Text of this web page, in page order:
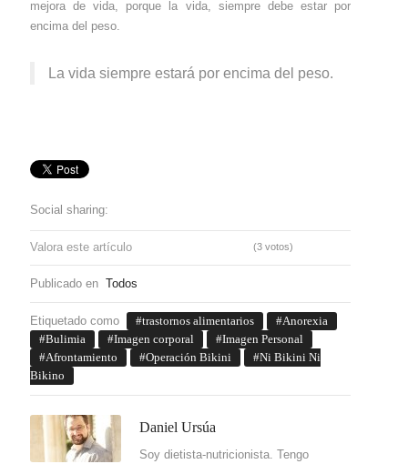
mejora de vida, porque la vida, siempre debe estar por
encima del peso.
La vida siempre estará por encima del peso.
Social sharing:
Valora este artículo (3 votos)
Publicado en Todos
Etiquetado como trastornos alimentarios
Anorexia
Bulimia
Imagen corporal
Imagen Personal
Afrontamiento
Operación Bikini
Ni Bikini Ni
Bikino
Daniel Ursúa
Soy dietista-nutricionista. Tengo